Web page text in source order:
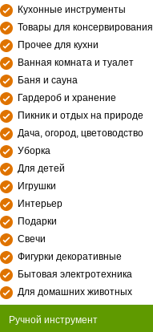
Кухонные инструменты
Товары для консервирования
Прочее для кухни
Ванная комната и туалет
Баня и сауна
Гардероб и хранение
Пикник и отдых на природе
Дача, огород, цветоводство
Уборка
Для детей
Игрушки
Интерьер
Подарки
Свечи
Фигурки декоративные
Бытовая электротехника
Для домашних животных
Ручной инструмент